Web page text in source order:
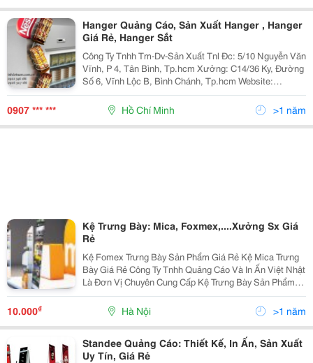
Hanger Quảng Cáo, Sản Xuất Hanger , Hanger
Giá Rẻ, Hanger Sắt
Công Ty Tnhh Tm-Dv-Sản Xuất Tnl Đc: 5/10 Nguyễn Văn
Vĩnh, P 4, Tân Bình, Tp.hcm Xưởng: C14/36 Ky, Đường
Số 6, Vĩnh Lộc B, Bình Chánh, Tp.hcm Website:
Www.tnlvietnam.com.vn Hoặc:
Http://Www.vatgia.com/Tnlvietnam . Mail:
Trinhletnlvietnam@Gmail.com Lin
0907 *** *** Hồ Chí Minh >1 năm
Kệ Trưng Bày: Mica, Foxmex,....Xưởng Sx Giá
Rẻ
Kệ Fomex Trưng Bày Sản Phẩm Giá Rẻ Kệ Mica Trưng
Bày Giá Rẻ Công Ty Tnhh Quảng Cáo Và In Ấn Việt Nhật
Là Đơn Vị Chuyên Cung Cấp Kệ Trưng Bày Sản Phẩm
Tại Siêu Thị, Hệ Thống Cửa Hàng Với Chất Lượng Tốt
Nhất, Giá Thành Hợp Lí, Với Đội Ngũ Chuy
10.000₫ Hà Nội >1 năm
Standee Quảng Cáo: Thiết Kế, In Ấn, Sản Xuất
Uy Tín, Giá Rẻ